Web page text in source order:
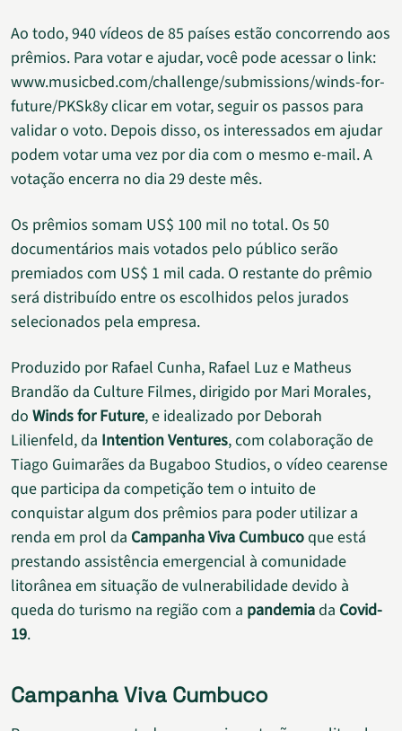
Ao todo, 940 vídeos de 85 países estão concorrendo aos
prêmios. Para votar e ajudar, você pode acessar o link:
www.musicbed.com/challenge/submissions/winds-for-
future/PKSk8y clicar em votar, seguir os passos para
validar o voto. Depois disso, os interessados em ajudar
podem votar uma vez por dia com o mesmo e-mail. A
votação encerra no dia 29 deste mês.
Os prêmios somam US$ 100 mil no total. Os 50
documentários mais votados pelo público serão
premiados com US$ 1 mil cada. O restante do prêmio
será distribuído entre os escolhidos pelos jurados
selecionados pela empresa.
Produzido por Rafael Cunha, Rafael Luz e Matheus
Brandão da Culture Filmes, dirigido por Mari Morales,
do Winds for Future, e idealizado por Deborah
Lilienfeld, da Intention Ventures, com colaboração de
Tiago Guimarães da Bugaboo Studios, o vídeo cearense
que participa da competição tem o intuito de
conquistar algum dos prêmios para poder utilizar a
renda em prol da Campanha Viva Cumbucoque está
prestando assistência emergencial à comunidade
litorânea em situação de vulnerabilidade devido à
queda do turismo na região com a pandemiada Covid-
19.
Campanha Viva Cumbuco